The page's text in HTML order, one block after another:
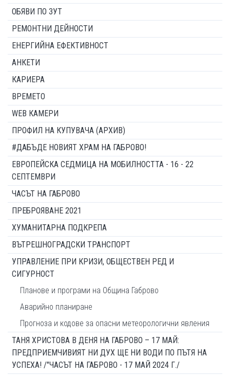
ОБЯВИ ПО ЗУТ
РЕМОНТНИ ДЕЙНОСТИ
ЕНЕРГИЙНА ЕФЕКТИВНОСТ
АНКЕТИ
КАРИЕРА
ВРЕМЕТО
WEB КАМЕРИ
ПРОФИЛ НА КУПУВАЧА (АРХИВ)
#ДАБЪДЕ НОВИЯТ ХРАМ НА ГАБРОВО!
ЕВРОПЕЙСКА СЕДМИЦА НА МОБИЛНОСТТА - 16 - 22
СЕПТЕМВРИ
ЧАСЪТ НА ГАБРОВО
ПРЕБРОЯВАНЕ 2021
ХУМАНИТАРНА ПОДКРЕПА
ВЪТРЕШНОГРАДСКИ ТРАНСПОРТ
УПРАВЛЕНИЕ ПРИ КРИЗИ, ОБЩЕСТВЕН РЕД И
СИГУРНОСТ
Планове и програми на Община Габрово
Аварийно планиране
Прогноза и кодове за опасни метеорологични явления
ТАНЯ ХРИСТОВА В ДЕНЯ НА ГАБРОВО – 17 МАЙ:
ПРЕДПРИЕМЧИВИЯТ НИ ДУХ ЩЕ НИ ВОДИ ПО ПЪТЯ НА
УСПЕХА! /"ЧАСЪТ НА ГАБРОВО - 17 МАЙ 2024 Г./